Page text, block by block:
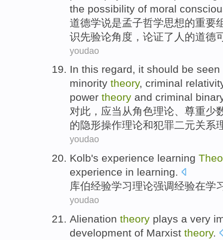
the possibility of moral
道德学说是孟子哲学思想的重要
识先验论角度 ，论证了 人 的道德
youdao
In this regard, it should be
minority theory, criminal
power theory and criminal
对此 ， 应当 从角色理论、 尊重少
的隐形操作理论和犯罪二元关系
youdao
Kolb's experience learning
experience in learning.
库伯经验学习理论强调经验在学
youdao
Alienation theory plays a very
development of Marxist theory.